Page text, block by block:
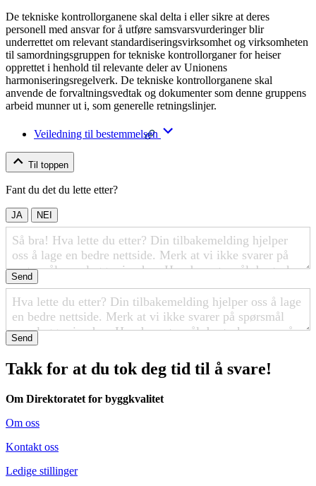
De tekniske kontrollorganene skal delta i eller sikre at deres
personell med ansvar for å utføre samsvarsvurderinger blir
underrettet om relevant standardiseringsvirksomhet og virksomheten
til samordningsgruppen for tekniske kontrollorganer for heiser
opprettet i henhold til relevante deler av Unionens
harmoniseringsregelverk. De tekniske kontrollorganene skal
anvende de forvaltningsvedtak og dokumenter som denne gruppens
arbeid munner ut i, som generelle retningslinjer.
Veiledning til bestemmelsen
Til toppen
Fant du det du lette etter?
JA NEI
Send
Send
Takk for at du tok deg tid til å svare!
Om Direktoratet for byggkvalitet
Om oss
Kontakt oss
Ledige stillinger